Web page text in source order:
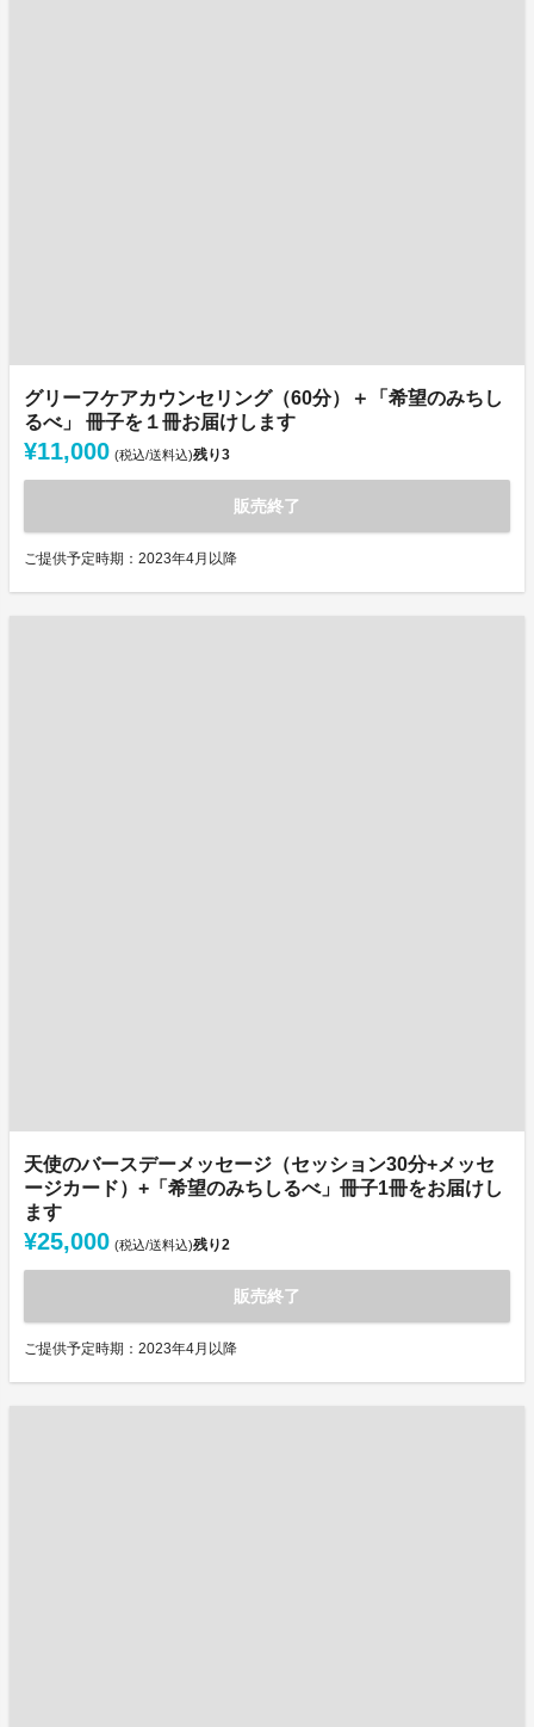
グリーフケアカウンセリング（60分）＋「希望のみちし
るべ」 冊子を１冊お届けします
¥11,000 (税込/送料込)残り3
販売終了
ご提供予定時期：2023年4月以降
天使のバースデーメッセージ（セッション30分+メッセ
ージカード）+「希望のみちしるべ」冊子1冊をお届けし
ます
¥25,000 (税込/送料込)残り2
販売終了
ご提供予定時期：2023年4月以降